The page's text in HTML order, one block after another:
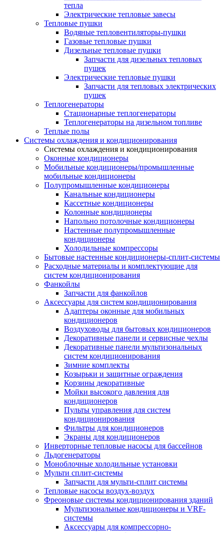
тепла
Электрические тепловые завесы
Тепловые пушки
Водяные тепловентиляторы-пушки
Газовые тепловые пушки
Дизельные тепловые пушки
Запчасти для дизельных тепловых
пушек
Электрические тепловые пушки
Запчасти для тепловых электрических
пушек
Теплогенераторы
Cтационарные теплогенераторы
Теплогенераторы на дизельном топливе
Теплые полы
Системы охлаждения и кондиционирования
Системы охлаждения и кондиционирования
Оконные кондиционеры
Мобильные кондиционеры/промышленные
мобильные кондиционеры
Полупромышленные кондиционеры
Канальные кондиционеры
Кассетные кондиционеры
Колонные кондиционеры
Напольно потолочные кондиционеры
Настенные полупромышленные
кондиционеры
Холодильные компрессоры
Бытовые настенные кондиционеры-сплит-системы
Расходные материалы и комплектующие для
систем кондиционирования
Фанкойлы
Запчасти для фанкойлов
Аксессуары для систем кондиционирования
Адаптеры оконные для мобильных
кондиционеров
Воздуховоды для бытовых кондиционеров
Декоративные панели и сервисные чехлы
Декоративные панели мультизональных
систем кондиционирования
Зимние комплекты
Козырьки и защитные ограждения
Корзины декоративные
Мойки высокого давления для
кондиционеров
Пульты управления для систем
кондиционирования
Фильтры для кондиционеров
Экраны для кондиционеров
Инверторные тепловые насосы для бассейнов
Льдогенераторы
Моноблочные холодильные установки
Мульти сплит-системы
Запчасти для мульти-сплит системы
Тепловые насосы воздух-воздух
Фреоновые системы кондиционирования зданий
Мультизональные кондиционеры и VRF-
системы
Аксессуары для компрессорно-